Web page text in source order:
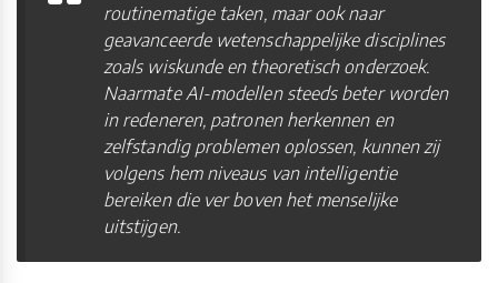
routinematige taken, maar ook naar
geavanceerde wetenschappelijke disciplines
zoals wiskunde en theoretisch onderzoek.
Naarmate AI-modellen steeds beter worden
in redeneren, patronen herkennen en
zelfstandig problemen oplossen, kunnen zij
volgens hem niveaus van intelligentie
bereiken die ver boven het menselijke
uitstijgen.